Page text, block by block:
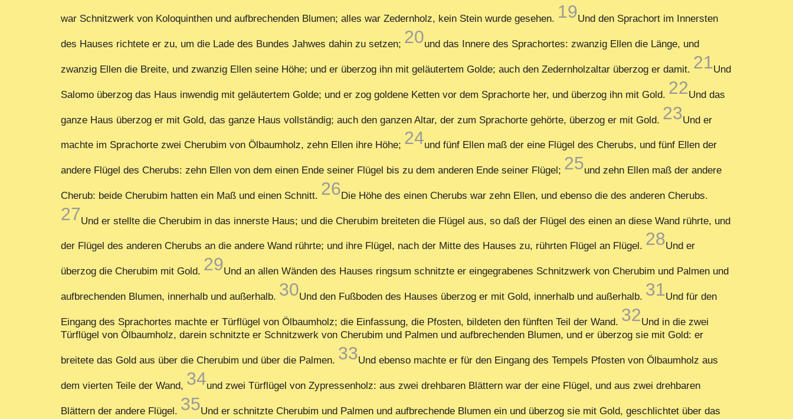
war Schnitzwerk von Koloquinthen und aufbrechenden Blumen; alles war Zedernholz, kein Stein wurde gesehen. 19Und den Sprachort im Innersten
des Hauses richtete er zu, um die Lade des Bundes Jahwes dahin zu setzen; 20und das Innere des Sprachortes: zwanzig Ellen die Länge, und
zwanzig Ellen die Breite, und zwanzig Ellen seine Höhe; und er überzog ihn mit geläutertem Golde; auch den Zedernholzaltar überzog er damit. 21Und
Salomo überzog das Haus inwendig mit geläutertem Golde; und er zog goldene Ketten vor dem Sprachorte her, und überzog ihn mit Gold. 22Und das
ganze Haus überzog er mit Gold, das ganze Haus vollständig; auch den ganzen Altar, der zum Sprachorte gehörte, überzog er mit Gold. 23Und er
machte im Sprachorte zwei Cherubim von Ölbaumholz, zehn Ellen ihre Höhe; 24und fünf Ellen maß der eine Flügel des Cherubs, und fünf Ellen der
andere Flügel des Cherubs: zehn Ellen von dem einen Ende seiner Flügel bis zu dem anderen Ende seiner Flügel; 25und zehn Ellen maß der andere
Cherub: beide Cherubim hatten ein Maß und einen Schnitt. 26Die Höhe des einen Cherubs war zehn Ellen, und ebenso die des anderen Cherubs.
27Und er stellte die Cherubim in das innerste Haus; und die Cherubim breiteten die Flügel aus, so daß der Flügel des einen an diese Wand rührte, und
der Flügel des anderen Cherubs an die andere Wand rührte; und ihre Flügel, nach der Mitte des Hauses zu, rührten Flügel an Flügel. 28Und er
überzog die Cherubim mit Gold. 29Und an allen Wänden des Hauses ringsum schnitzte er eingegrabenes Schnitzwerk von Cherubim und Palmen und
aufbrechenden Blumen, innerhalb und außerhalb. 30Und den Fußboden des Hauses überzog er mit Gold, innerhalb und außerhalb. 31Und für den
Eingang des Sprachortes machte er Türflügel von Ölbaumholz; die Einfassung, die Pfosten, bildeten den fünften Teil der Wand. 32Und in die zwei
Türflügel von Ölbaumholz, darein schnitzte er Schnitzwerk von Cherubim und Palmen und aufbrechenden Blumen, und er überzog sie mit Gold: er
breitete das Gold aus über die Cherubim und über die Palmen. 33Und ebenso machte er für den Eingang des Tempels Pfosten von Ölbaumholz aus
dem vierten Teile der Wand, 34und zwei Türflügel von Zypressenholz: aus zwei drehbaren Blättern war der eine Flügel, und aus zwei drehbaren
Blättern der andere Flügel. 35Und er schnitzte Cherubim und Palmen und aufbrechende Blumen ein und überzog sie mit Gold, geschlichtet über das